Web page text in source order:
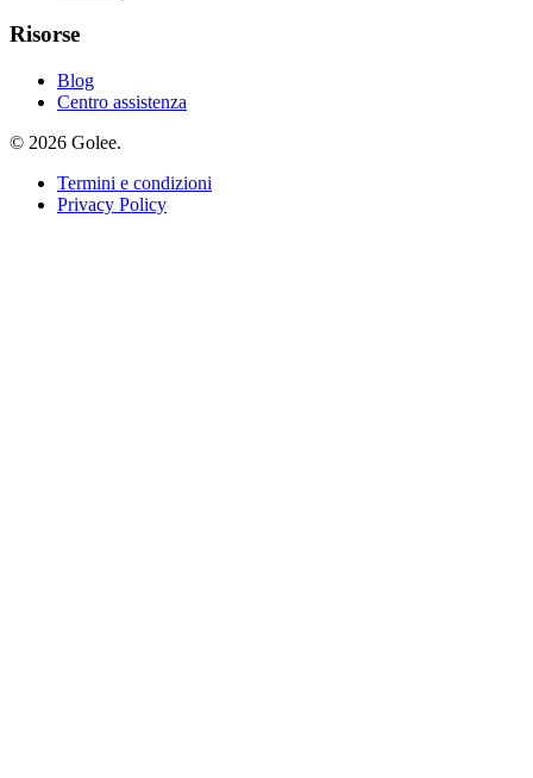
Risorse
Blog
Centro assistenza
© 2026 Golee.
Termini e condizioni
Privacy Policy